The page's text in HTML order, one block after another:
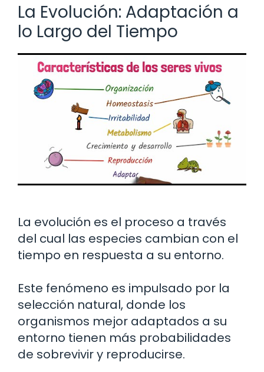
La Evolución: Adaptación a
lo Largo del Tiempo
La evolución es el proceso a través
del cual las especies cambian con el
tiempo en respuesta a su entorno.
Este fenómeno es impulsado por la
selección natural, donde los
organismos mejor adaptados a su
entorno tienen más probabilidades
de sobrevivir y reproducirse.